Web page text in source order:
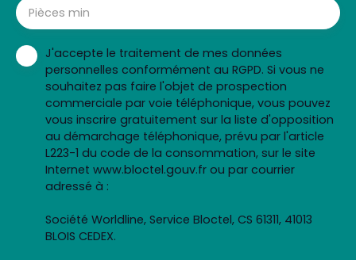
Pièces min
J'accepte le traitement de mes données
personnelles conformément au RGPD. Si vous ne
souhaitez pas faire l'objet de prospection
commerciale par voie téléphonique, vous pouvez
vous inscrire gratuitement sur la liste d'opposition
au démarchage téléphonique, prévu par l'article
L223-1 du code de la consommation, sur le site
Internet www.bloctel.gouv.fr ou par courrier
adressé à :
Société Worldline, Service Bloctel, CS 61311, 41013
BLOIS CEDEX.